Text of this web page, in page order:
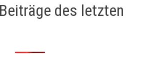
des letzten